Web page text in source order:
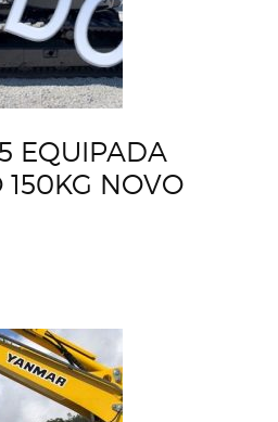
EQUIPADA
150KG NOVO